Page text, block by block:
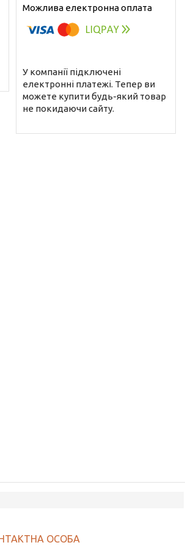
У компанії підключені
електронні платежі. Тепер ви
можете купити будь-який товар
не покидаючи сайту.